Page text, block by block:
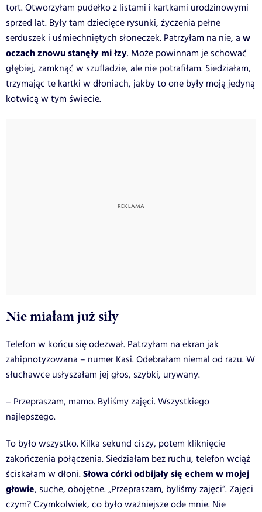
tort. Otworzyłam pudełko z listami i kartkami urodzinowymi
sprzed lat. Były tam dziecięce rysunki, życzenia pełne
serduszek i uśmiechniętych słoneczek. Patrzyłam na nie, a w
oczach znowu stanęły mi łzy. Może powinnam je schować
głębiej, zamknąć w szufladzie, ale nie potrafiłam. Siedziałam,
trzymając te kartki w dłoniach, jakby to one były moją jedyną
kotwicą w tym świecie.
Nie miałam już siły
Telefon w końcu się odezwał. Patrzyłam na ekran jak
zahipnotyzowana – numer Kasi. Odebrałam niemal od razu. W
słuchawce usłyszałam jej głos, szybki, urywany.
– Przepraszam, mamo. Byliśmy zajęci. Wszystkiego
najlepszego.
To było wszystko. Kilka sekund ciszy, potem kliknięcie
zakończenia połączenia. Siedziałam bez ruchu, telefon wciąż
ściskałam w dłoni.Słowa córki odbijały się echem w mojej
głowie, suche, obojętne. „Przepraszam, byliśmy zajęci”. Zajęci
czym? Czymkolwiek, co było ważniejsze ode mnie. Nie